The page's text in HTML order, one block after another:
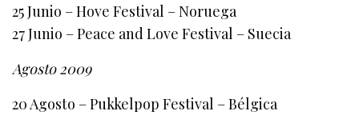
25 Junio – Hove Festival – Noruega
27 Junio – Peace and Love Festival – Suecia
Agosto 2009
20 Agosto – Pukkelpop Festival – Bélgica